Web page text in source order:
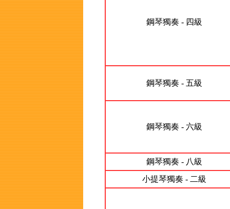
鋼琴獨奏 - 四級
鋼琴獨奏 - 五級
鋼琴獨奏 - 六級
鋼琴獨奏 - 八級
小提琴獨奏 - 二級